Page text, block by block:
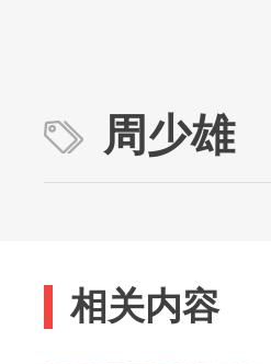
周少雄
相关内容